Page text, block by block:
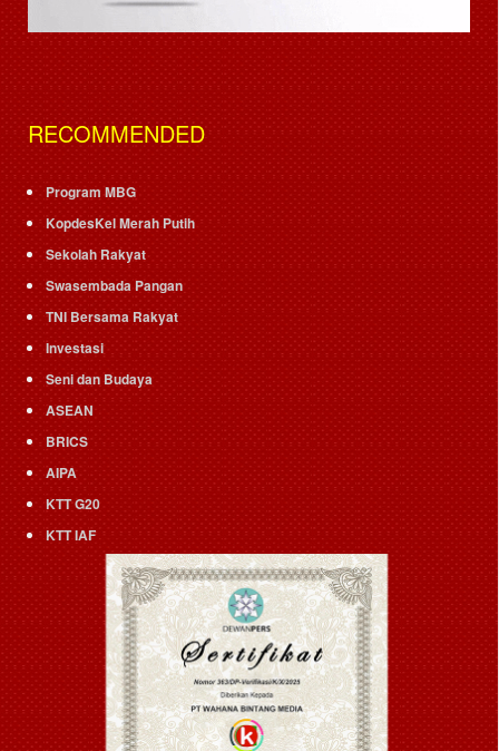
RECOMMENDED
Program MBG
KopdesKel Merah Putih
Sekolah Rakyat
Swasembada Pangan
TNI Bersama Rakyat
Investasi
Seni dan Budaya
ASEAN
BRICS
AIPA
KTT G20
KTT IAF